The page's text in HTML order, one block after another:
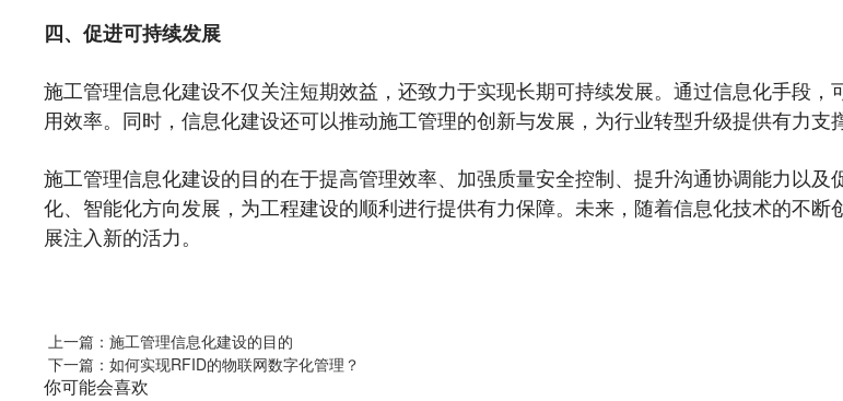
四、促进可持续发展
施工管理信息化建设不仅关注短期效益，还致力于实现长期可持续发展。通过信息化手段
用效率。同时，信息化建设还可以推动施工管理的创新与发展，为行业转型升级提供有力支撑
施工管理信息化建设的目的在于提高管理效率、加强质量安全控制、提升沟通协调能力以
化、智能化方向发展，为工程建设的顺利进行提供有力保障。未来，随着信息化技术的不
展注入新的活力。
上一篇：施工管理信息化建设的目的
下一篇：如何实现RFID的物联网数字化管理？
你可能会喜欢